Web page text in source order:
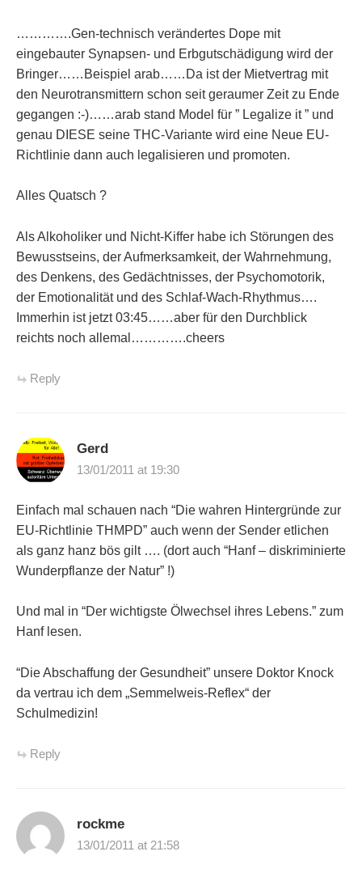
………….Gen-technisch verändertes Dope mit
eingebauter Synapsen- und Erbgutschädigung wird der
Bringer……Beispiel arab……Da ist der Mietvertrag mit
den Neurotransmittern schon seit geraumer Zeit zu Ende
gegangen :-)……arab stand Model für ” Legalize it ” und
genau DIESE seine THC-Variante wird eine Neue EU-
Richtlinie dann auch legalisieren und promoten.
Alles Quatsch ?
Als Alkoholiker und Nicht-Kiffer habe ich Störungen des
Bewusstseins, der Aufmerksamkeit, der Wahrnehmung,
des Denkens, des Gedächtnisses, der Psychomotorik,
der Emotionalität und des Schlaf-Wach-Rhythmus….
Immerhin ist jetzt 03:45……aber für den Durchblick
reichts noch allemal………….cheers
Reply
Gerd
13/01/2011 at 19:30
Einfach mal schauen nach “Die wahren Hintergründe zur
EU-Richtlinie THMPD” auch wenn der Sender etlichen
als ganz hanz bös gilt …. (dort auch “Hanf – diskriminierte
Wunderpflanze der Natur” !)
Und mal in “Der wichtigste Ölwechsel ihres Lebens.” zum
Hanf lesen.
“Die Abschaffung der Gesundheit” unsere Doktor Knock
da vertrau ich dem „Semmelweis-Reflex“ der
Schulmedizin!
Reply
rockme
13/01/2011 at 21:58